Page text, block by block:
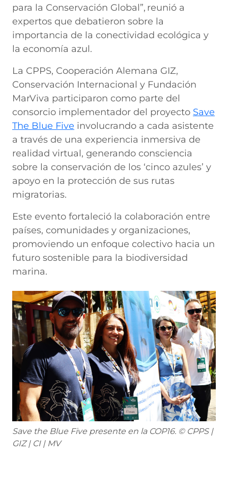
para la Conservación Global”, reunió a
expertos que debatieron sobre la
importancia de la conectividad ecológica y
la economía azul.
La CPPS, Cooperación Alemana GIZ,
Conservación Internacional y Fundación
MarViva participaron como parte del
consorcio implementador del proyecto Save
The Blue Five involucrando a cada asistente
a través de una experiencia inmersiva de
realidad virtual, generando consciencia
sobre la conservación de los ‘cinco azules’ y
apoyo en la protección de sus rutas
migratorias.
Este evento fortaleció la colaboración entre
países, comunidades y organizaciones,
promoviendo un enfoque colectivo hacia un
futuro sostenible para la biodiversidad
marina.
Save the Blue Five presente en la COP16. © CPPS |
GIZ | CI | MV